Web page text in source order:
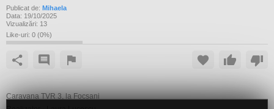
Publicat de: Mihaela
Data: 19/10/2025
Vizualizări: 13
Like-uri: 0 (0%)
Caravana TVR 3, la Focșani